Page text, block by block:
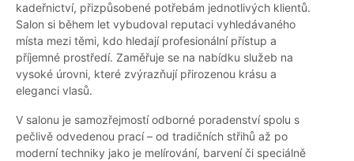
kadeřnictví, přizpůsobené potřebám jednotlivých klientů.
Salon si během let vybudoval reputaci vyhledávaného
místa mezi těmi, kdo hledají profesionální přístup a
příjemné prostředí. Zaměřuje se na nabídku služeb na
vysoké úrovni, které zvýrazňují přirozenou krásu a
eleganci vlasů.
V salonu je samozřejmostí odborné poradenství spolu s
pečlivě odvedenou prací – od tradičních střihů až po
moderní techniky jako je melírování, barvení či speciálně